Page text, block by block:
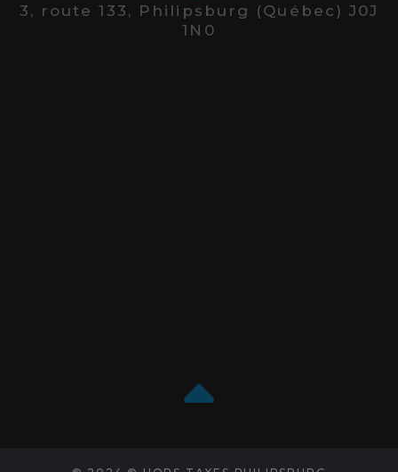
3, route 133, Philipsburg (Québec) J0J
1N0